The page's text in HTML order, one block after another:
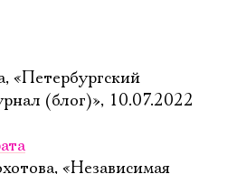
«Петербургский
(блог)», 10.07.2022
«Независимая